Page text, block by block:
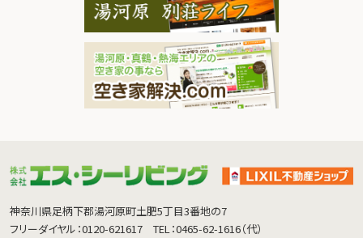
神奈川県足柄下郡湯河原町土肥5丁目3番地の7
フリーダイヤル：0120-621617
TEL：0465-62-1616（代）